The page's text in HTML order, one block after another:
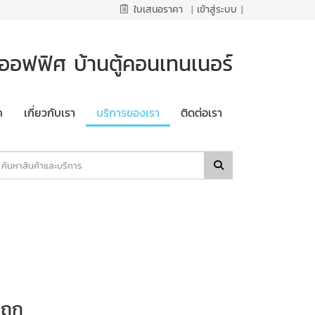
ใบเสนอราคา | เข้าสู่ระบบ |
อฟฟิศ บ้านตู้คอนเทนเนอร์
เกี่ยวกับเรา บริการของเรา ติดต่อเรา
ก